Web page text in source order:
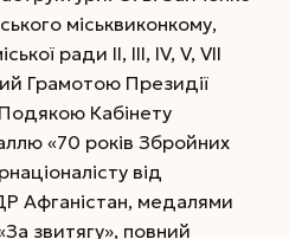
міськвиконкому,
ради II, III, IV, V, VII
Грамотою Президії
Кабінету
«70 років Збройних
від
Афганістан, медалями
звитягу», повний